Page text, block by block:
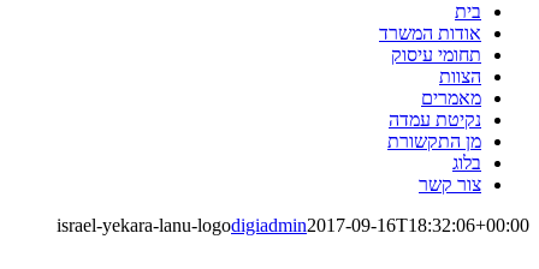
בית
אודות המשרד
תחומי עיסוק
הצוות
מאמרים
נקיטת עמדה
מן התקשורת
בלוג
צור קשר
israel-yekara-lanu-logodigiadmin2017-09-16T18:32:06+00:00